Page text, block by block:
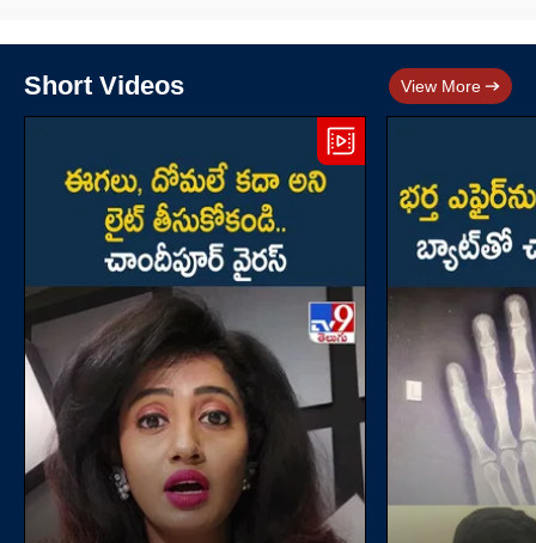
Short Videos View More